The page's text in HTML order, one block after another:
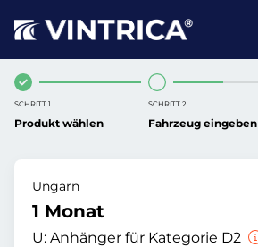
SCHRITT 1
Produkt wählen
SCHRITT 2
Fahrzeug eingeben
Ungarn
1 Monat
U: Anhänger für Kategorie D2